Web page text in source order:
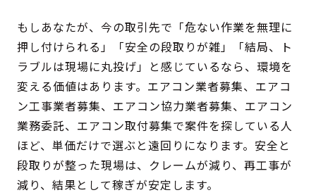
もしあなたが、今の取引先で「危ない作業を無理に
押し付けられる」「安全の段取りが雑」「結局、ト
ラブルは現場に丸投げ」と感じているなら、環境を
変える価値はあります。エアコン業者募集、エアコ
ン工事業者募集、エアコン協力業者募集、エアコン
業務委託、エアコン取付募集で案件を探している人
ほど、単価だけで選ぶと遠回りになります。安全と
段取りが整った現場は、クレームが減り、再工事が
減り、結果として稼ぎが安定します。